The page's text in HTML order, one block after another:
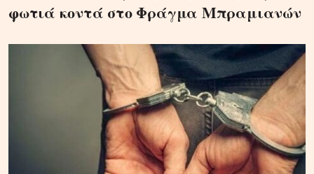
φωτιά κοντά στο Φράγμα Μπραμιανών